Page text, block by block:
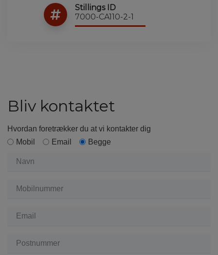
Stillings ID
7000-CA110-2-1
Bliv kontaktet
Hvordan foretrækker du at vi kontakter dig
Mobil
Email Begge